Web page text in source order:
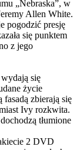
„Nebraska”, w
Allen White.
pogodzić presję
się punktem
z jego
się
życie
zbierają się
Ivy rozkwita.
tłumione
2 DVD